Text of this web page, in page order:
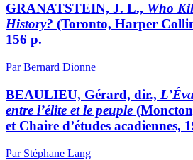
GRANATSTEIN, J. L., Who
History? (Toronto, Harper
156 p.
Par Bernard Dionne
BEAULIEU, Gérard, dir.,
entre l’élite et le peuple
et Chaire d’études acadiennes,
Par Stéphane Lang